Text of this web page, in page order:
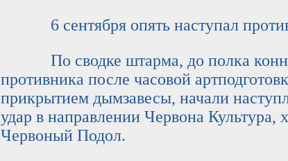
6 сентября опять наступал
По сводке штарма, до полка
противника после часовой
прикрытием дымзавесы, начали
удар в направлении Червона Культура,
Червоный Подол.